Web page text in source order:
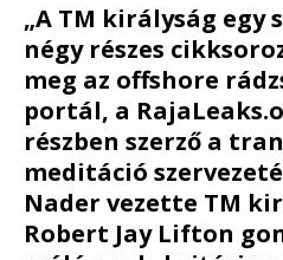
„A TM királyság egy
négy részes
meg az offshore
portál, a
részben szerző a
meditáció
Nader vezette TM
Robert Jay Lifton